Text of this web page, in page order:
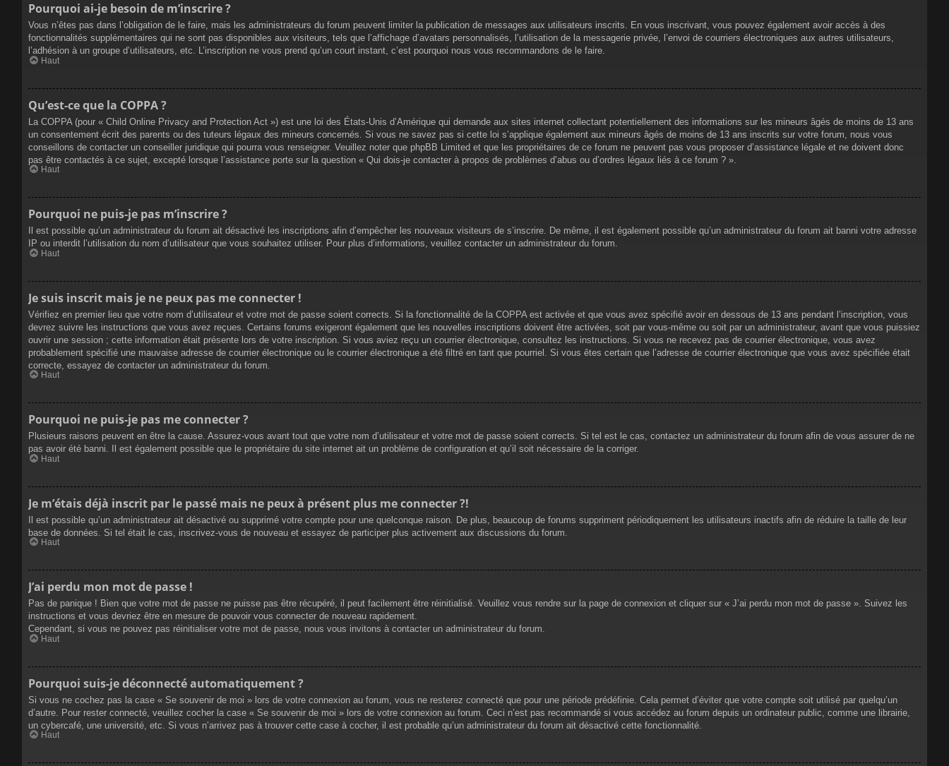
Pourquoi ai-je besoin de m’inscrire ?
Vous n’êtes pas dans l’obligation de le faire, mais les administrateurs du forum peuvent limiter la publication de messages aux utilisateurs inscrits. En vous inscrivant, vous pouvez également avoir accès à des
fonctionnalités supplémentaires qui ne sont pas disponibles aux visiteurs, tels que l’affichage d’avatars personnalisés, l’utilisation de la messagerie privée, l’envoi de courriers électroniques aux autres utilisateurs,
l’adhésion à un groupe d’utilisateurs, etc. L’inscription ne vous prend qu’un court instant, c’est pourquoi nous vous recommandons de le faire.
Haut
Qu’est-ce que la COPPA ?
La COPPA (pour « Child Online Privacy and Protection Act ») est une loi des États-Unis d’Amérique qui demande aux sites internet collectant potentiellement des informations sur les mineurs âgés de moins de 13 ans
un consentement écrit des parents ou des tuteurs légaux des mineurs concernés. Si vous ne savez pas si cette loi s’applique également aux mineurs âgés de moins de 13 ans inscrits sur votre forum, nous vous
conseillons de contacter un conseiller juridique qui pourra vous renseigner. Veuillez noter que phpBB Limited et que les propriétaires de ce forum ne peuvent pas vous proposer d’assistance légale et ne doivent donc
pas être contactés à ce sujet, excepté lorsque l’assistance porte sur la question « Qui dois-je contacter à propos de problèmes d’abus ou d’ordres légaux liés à ce forum ? ».
Haut
Pourquoi ne puis-je pas m’inscrire ?
Il est possible qu’un administrateur du forum ait désactivé les inscriptions afin d’empêcher les nouveaux visiteurs de s’inscrire. De même, il est également possible qu’un administrateur du forum ait banni votre adresse
IP ou interdit l’utilisation du nom d’utilisateur que vous souhaitez utiliser. Pour plus d’informations, veuillez contacter un administrateur du forum.
Haut
Je suis inscrit mais je ne peux pas me connecter !
Vérifiez en premier lieu que votre nom d’utilisateur et votre mot de passe soient corrects. Si la fonctionnalité de la COPPA est activée et que vous avez spécifié avoir en dessous de 13 ans pendant l’inscription, vous
devrez suivre les instructions que vous avez reçues. Certains forums exigeront également que les nouvelles inscriptions doivent être activées, soit par vous-même ou soit par un administrateur, avant que vous puissiez
ouvrir une session ; cette information était présente lors de votre inscription. Si vous aviez reçu un courrier électronique, consultez les instructions. Si vous ne recevez pas de courrier électronique, vous avez
probablement spécifié une mauvaise adresse de courrier électronique ou le courrier électronique a été filtré en tant que pourriel. Si vous êtes certain que l’adresse de courrier électronique que vous avez spécifiée était
correcte, essayez de contacter un administrateur du forum.
Haut
Pourquoi ne puis-je pas me connecter ?
Plusieurs raisons peuvent en être la cause. Assurez-vous avant tout que votre nom d’utilisateur et votre mot de passe soient corrects. Si tel est le cas, contactez un administrateur du forum afin de vous assurer de ne
pas avoir été banni. Il est également possible que le propriétaire du site internet ait un problème de configuration et qu’il soit nécessaire de la corriger.
Haut
Je m’étais déjà inscrit par le passé mais ne peux à présent plus me connecter ?!
Il est possible qu’un administrateur ait désactivé ou supprimé votre compte pour une quelconque raison. De plus, beaucoup de forums suppriment périodiquement les utilisateurs inactifs afin de réduire la taille de leur
base de données. Si tel était le cas, inscrivez-vous de nouveau et essayez de participer plus activement aux discussions du forum.
Haut
J’ai perdu mon mot de passe !
Pas de panique ! Bien que votre mot de passe ne puisse pas être récupéré, il peut facilement être réinitialisé. Veuillez vous rendre sur la page de connexion et cliquer sur « J’ai perdu mon mot de passe ». Suivez les
instructions et vous devriez être en mesure de pouvoir vous connecter de nouveau rapidement.
Cependant, si vous ne pouvez pas réinitialiser votre mot de passe, nous vous invitons à contacter un administrateur du forum.
Haut
Pourquoi suis-je déconnecté automatiquement ?
Si vous ne cochez pas la case « Se souvenir de moi » lors de votre connexion au forum, vous ne resterez connecté que pour une période prédéfinie. Cela permet d’éviter que votre compte soit utilisé par quelqu’un
d’autre. Pour rester connecté, veuillez cocher la case « Se souvenir de moi » lors de votre connexion au forum. Ceci n’est pas recommandé si vous accédez au forum depuis un ordinateur public, comme une librairie,
un cybercafé, une université, etc. Si vous n’arrivez pas à trouver cette case à cocher, il est probable qu’un administrateur du forum ait désactivé cette fonctionnalité.
Haut